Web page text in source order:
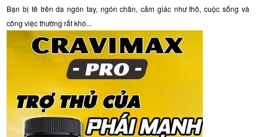
Bạn bị tê trên da ngón tay, ngón chân, cảm giác như thô, cuộc sống và
công việc thường rất khó...